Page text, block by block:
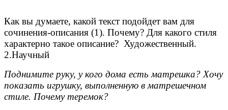
Как вы думаете, какой текст подойдет вам для
сочинения-описания (1). Почему? Для какого стиля
характерно такое описание? Художественный.
2.Научный
Поднимите руку, у кого дома есть матрешка? Хочу
показать игрушку, выполненную в матрешечном
стиле. Почему теремок?